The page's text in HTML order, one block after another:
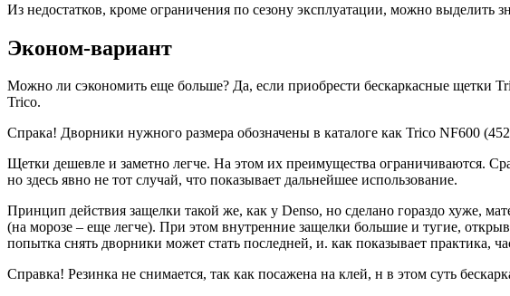
Из недостатков, кроме ограничения по сезону эксплуатации, можно выделить
Эконом-вариант
Можно ли сэкономить еще больше? Да, если приобрести бескаркасные щетки
Trico.
Спрака! Дворники нужного размера обозначены в каталоге как Trico NF600
Щетки дешевле и заметно легче. На этом их преимущества ограничиваются.
но здесь явно не тот случай, что показывает дальнейшее использование.
Принцип действия защелки такой же, как у Denso, но сделано гораздо хуже,
(на морозе – еще легче). При этом внутренние защелки большие и тугие,
попытка снять дворники может стать последней, и. как показывает практика,
Справка! Резинка не снимается, так как посажена на клей, н в этом суть